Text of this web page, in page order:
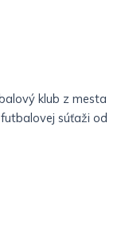
klub z mesta
súťaži od